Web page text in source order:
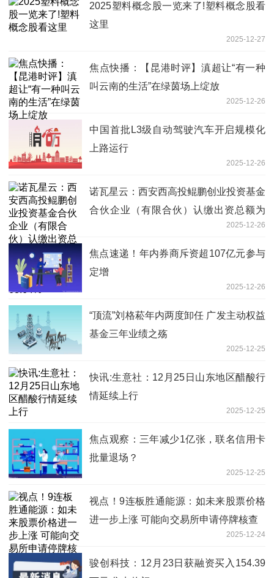
2025塑料概念股一览来了!塑料概念股看
这里
2025-12-27
焦点快播：【昆港时评】滇超让“有一种
叫云南的生活”在绿茵场上绽放
2025-12-26
中国首批L3级自动驾驶汽车开启规模化
上路运行
2025-12-26
诺瓦星云：西安西高投鲲鹏创业投资基金
合伙企业（有限合伙）认缴出资总额为
5,500万元，其中公司持有的基金份额为
63.64%
2025-12-26
焦点速递！年内券商斥资超107亿元参与
定增
2025-12-26
“顶流”刘格菘年内两度卸任 广发主动权益
基金三年业绩之殇
2025-12-25
快讯:生意社：12月25日山东地区醋酸行
情延续上行
2025-12-25
焦点观察：三年减少1亿张，联名信用卡
批量退场？
2025-12-25
视点！9连板胜通能源：如未来股票价格
进一步上涨 可能向交易所申请停牌核查
2025-12-24
骏创科技：12月23日获融资买入154.39